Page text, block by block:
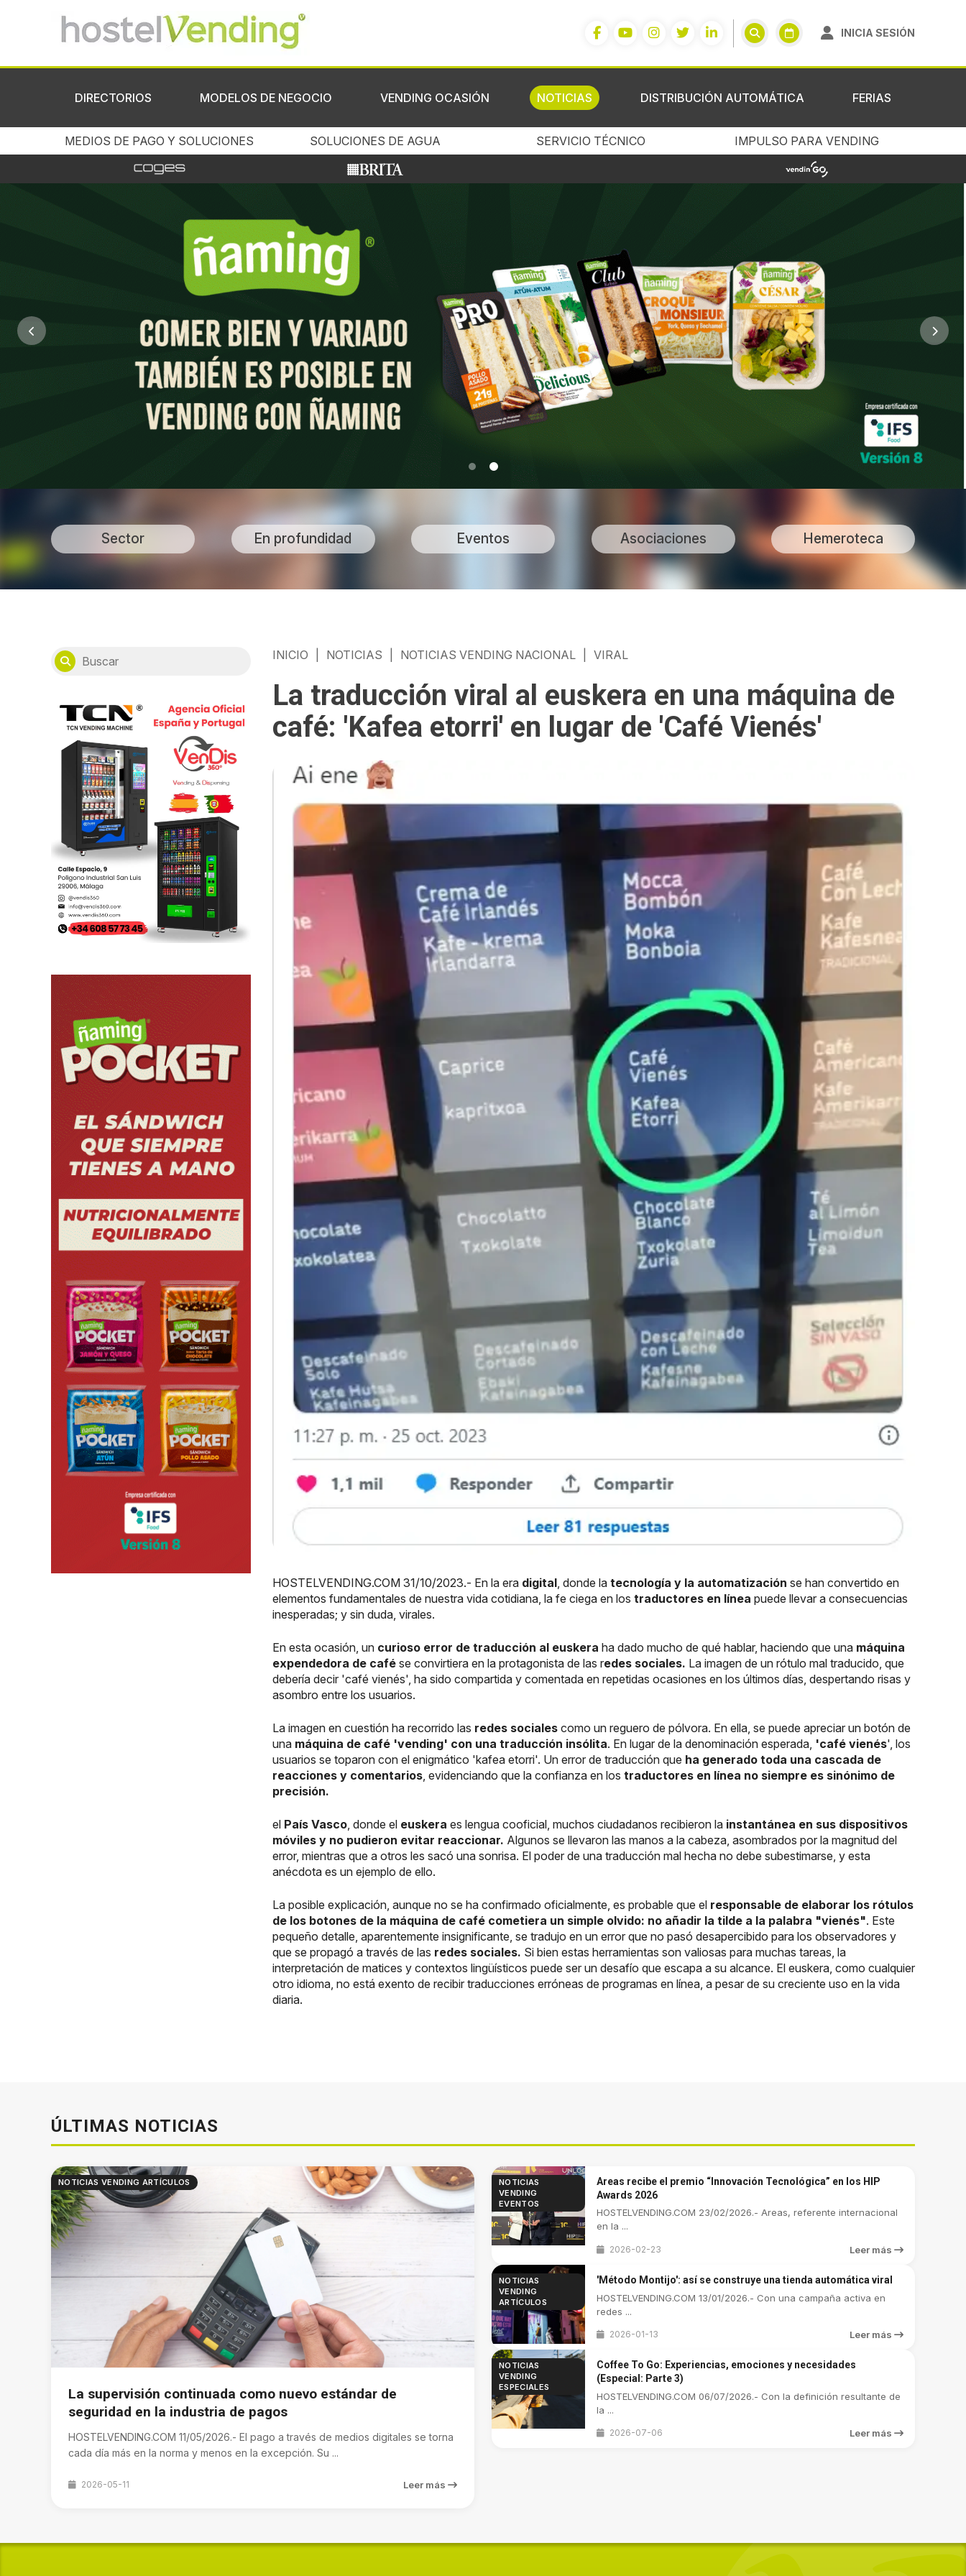
INICIA SESIÓN
DIRECTORIOS MODELOS DE NEGOCIO VENDING OCASIÓN NOTICIAS DISTRIBUCIÓN AUTOMÁTICA FERIAS
MEDIOS DE PAGO Y SOLUCIONES SOLUCIONES DE AGUA SERVICIO TÉCNICO IMPULSO PARA VENDING
Sector En profundidad Eventos Asociaciones Hemeroteca
INICIO NOTICIAS NOTICIAS VENDING NACIONAL VIRAL
La traducción viral al euskera en una máquina de
café: 'Kafea etorri' en lugar de 'Café Vienés'
HOSTELVENDING.COM 31/10/2023.- En la era digital , donde la tecnología y la automatización se han convertido en
elementos fundamentales de nuestra vida cotidiana, la fe ciega en los traductores en línea puede llevar a consecuencias
inesperadas; y sin duda, virales.
En esta ocasión, un curioso error de traducción al euskera ha dado mucho de qué hablar, haciendo que una máquina
expendedora de café se convirtiera en la protagonista de las redes sociales. La imagen de un rótulo mal traducido, que
debería decir 'café vienés', ha sido compartida y comentada en repetidas ocasiones en los últimos días, despertando risas y
asombro entre los usuarios.
La imagen en cuestión ha recorrido las redes sociales como un reguero de pólvora. En ella, se puede apreciar un botón de
una máquina de café 'vending' con una traducción insólita. En lugar de la denominación esperada, 'café vienés', los
usuarios se toparon con el enigmático 'kafea etorri'. Un error de traducción que ha generado toda una cascada de
reacciones y comentarios , evidenciando que la confianza en los traductores en línea no siempre es sinónimo de
precisión.
el País Vasco , donde el euskera es lengua cooficial, muchos ciudadanos recibieron la instantánea en sus dispositivos
móviles y no pudieron evitar reaccionar. Algunos se llevaron las manos a la cabeza, asombrados por la magnitud del
error, mientras que a otros les sacó una sonrisa. El poder de una traducción mal hecha no debe subestimarse, y esta
anécdota es un ejemplo de ello.
La posible explicación, aunque no se ha confirmado oficialmente, es probable que el responsable de elaborar los rótulos
de los botones de la máquina de café cometiera un simple olvido: no añadir la tilde a la palabra "vienés". Este
pequeño detalle, aparentemente insignificante, se tradujo en un error que no pasó desapercibido para los observadores y
que se propagó a través de las redes sociales. Si bien estas herramientas son valiosas para muchas tareas, la
interpretación de matices y contextos lingüísticos puede ser un desafío que escapa a su alcance. El euskera, como cualquier
otro idioma, no está exento de recibir traducciones erróneas de programas en línea, a pesar de su creciente uso en la vida
diaria.
ÚLTIMAS NOTICIAS
NOTICIAS VENDING ARTÍCULOS
La supervisión continuada como nuevo estándar de
seguridad en la industria de pagos
HOSTELVENDING.COM 11/05/2026.- El pago a través de medios digitales se torna
cada día más en la norma y menos en la excepción. Su ...
2026-05-11 Leer más
NOTICIAS
VENDING
EVENTOS
Areas recibe el premio “Innovación Tecnológica” en los HIP
Awards 2026
HOSTELVENDING.COM 23/02/2026.- Areas, referente internacional
en la ...
2026-02-23 Leer más
NOTICIAS
VENDING
ARTÍCULOS
'Método Montijo': así se construye una tienda automática viral
HOSTELVENDING.COM 13/01/2026.- Con una campaña activa en
redes ...
2026-01-13 Leer más
NOTICIAS
VENDING
ESPECIALES
Coffee To Go: Experiencias, emociones y necesidades
(Especial: Parte 3)
HOSTELVENDING.COM 06/07/2026.- Con la definición resultante de
la ...
2026-07-06 Leer más